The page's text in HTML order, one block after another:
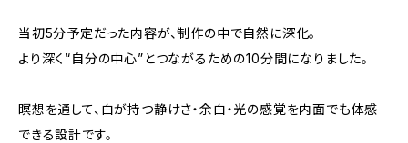
当初5分予定だった内容が、制作の中で自然に深化。
より深く“自分の中心”とつながるための10分間になりました。
瞑想を通して、白が持つ静けさ・余白・光の感覚を内面でも体感
できる設計です。